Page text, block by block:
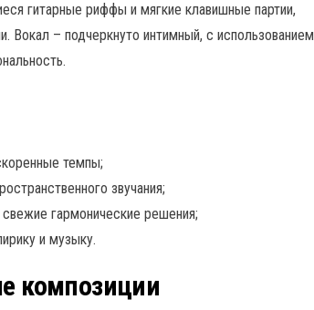
гитарные риффы и мягкие клавишные партии,
– подчеркнуто интимный, с использованием
темпы;
звучания;
гармонические решения;
и музыку.
композиции